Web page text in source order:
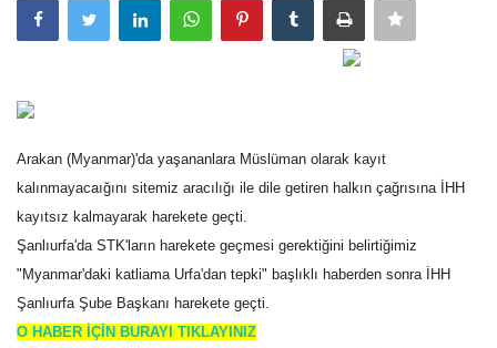
Spor
Gündem
Tekno Bilim
Ekonomi
Siyaset
Galeriler
Arakan (Myanmar)'da yaşananlara Müslüman olarak kayıt
kalınmayacaığını sitemiz aracılığı ile dile getiren halkın çağrısına İHH
kayıtsız kalmayarak harekete geçti.
Şanlıurfa'da STK'ların harekete geçmesi gerektiğini belirtiğimiz
"Myanmar'daki katliama Urfa'dan tepki" başlıklı haberden sonra İHH
Şanlıurfa Şube Başkanı harekete geçti.
O HABER İÇİN BURAYI TIKLAYINIZ